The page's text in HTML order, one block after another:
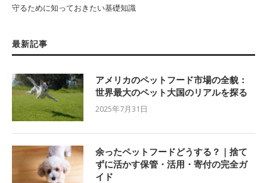
守るために知っておきたい基礎知識
最新記事
アメリカのペットフード市場の全貌：
世界最大のペット大国のリアルを探る
2025年7月31日
余ったペットフードどうする？｜捨て
ずに活かす保管・活用・寄付の完全ガ
イド